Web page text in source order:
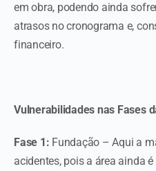
em obra, podendo ainda
atrasos no cronograma e,
financeiro.
Vulnerabilidades nas Fases
Fase 1: Fundação – Aqui a
acidentes, pois a área ainda